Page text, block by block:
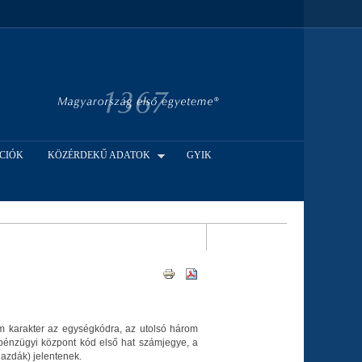
KÖZÉRDEKŰ ADATOK
GYIK
karakter az egységkódra, az utolsó három
központ kód első hat számjegye, a
jelentenek.